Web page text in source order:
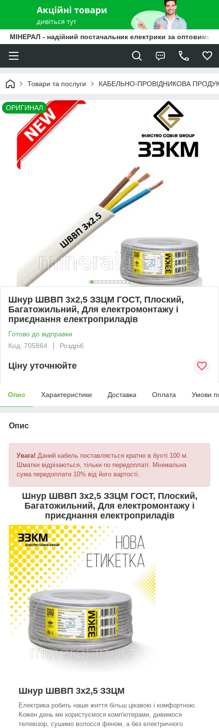
МІНЕРАЛ - надійний постачальник електрики за оптовими
Товари та послуги КАБЕЛЬНО-ПРОВІДНИКОВА
ОРИГИНАЛ
Шнур ШВВП 3х2,5 ЗЗЦМ ГОСТ, Плоский,
Багатожильний, Для електромонтажу і
приєднання електроприладів
Готово до відправки
Код: 705864
Роздріб
Ціну уточнюйте
Опис Характеристики Доставка Оплата Умови
Опис
Увага! Даний кабель поставляється кратно в бухті 100 м.
Шматки відрізаються, тільки по передоплаті. Мінімальна
сума передоплати 10% від його вартості.
Шнур ШВВП 3х2,5 ЗЗЦМ ГОСТ, Плоский,
Багатожильний, Для електромонтажу і
приєднання електроприладів
Шнур ШВВП 3х2,5 ЗЗЦМ
Електрика робить наше життя більш цікавою і комфортною.
Кожен день ми користуємося комп'ютерами, дивимося
телевізор, сушимо волосся феном, а без електричного